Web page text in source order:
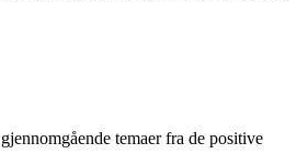
temaer fra de positive